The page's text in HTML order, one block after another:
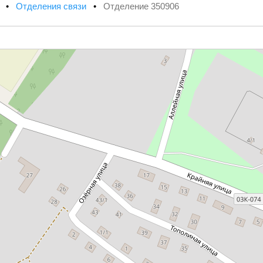
• Отделения связи • Отделение 350906